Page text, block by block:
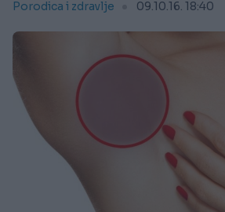
Porodica i zdravlje 09.10.16. 18:40